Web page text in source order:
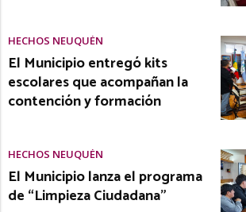
HECHOS NEUQUÉN
El Municipio entregó kits
escolares que acompañan la
contención y formación
HECHOS NEUQUÉN
El Municipio lanza el programa
de “Limpieza Ciudadana”